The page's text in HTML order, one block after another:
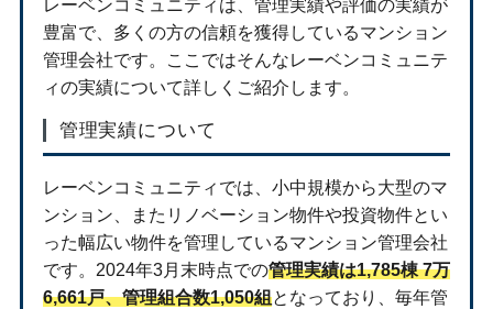
レーベンコミュニティは、管理実績や評価の実績が
豊富で、多くの方の信頼を獲得しているマンション
管理会社です。ここではそんなレーベンコミュニテ
ィの実績について詳しくご紹介します。
管理実績について
レーベンコミュニティでは、小中規模から大型のマ
ンション、またリノベーション物件や投資物件とい
った幅広い物件を管理しているマンション管理会社
です。2024年3月末時点での管理実績は1,785棟 7万
6,661戸、管理組合数1,050組となっており、毎年管